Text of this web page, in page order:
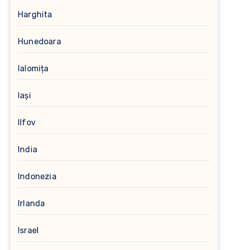
Harghita
Hunedoara
Ialomița
Iași
Ilfov
India
Indonezia
Irlanda
Israel